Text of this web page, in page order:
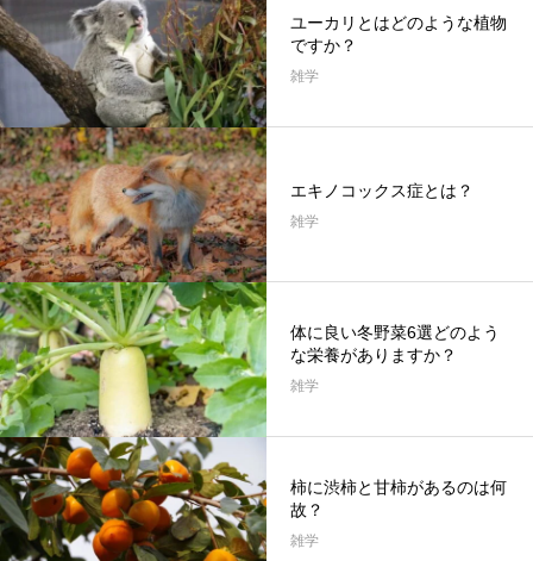
ユーカリとはどのような植物
ですか？
雑学
エキノコックス症とは？
雑学
体に良い冬野菜6選どのよう
な栄養がありますか？
雑学
柿に渋柿と甘柿があるのは何
故？
雑学